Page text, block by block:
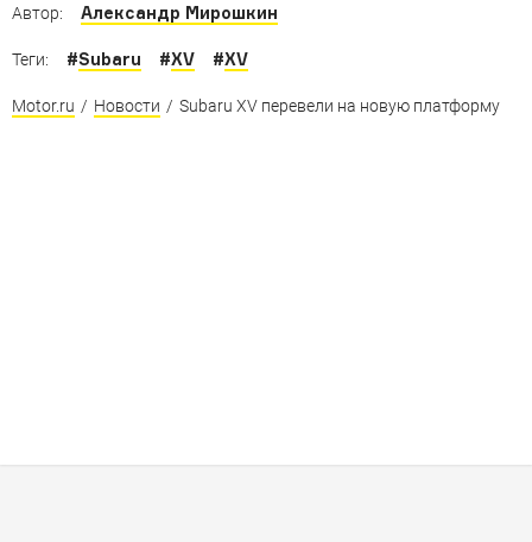
Автор: Александр Мирошкин
Теги: #Subaru #XV #XV
Motor.ru / Новости / Subaru XV перевели на новую платформу